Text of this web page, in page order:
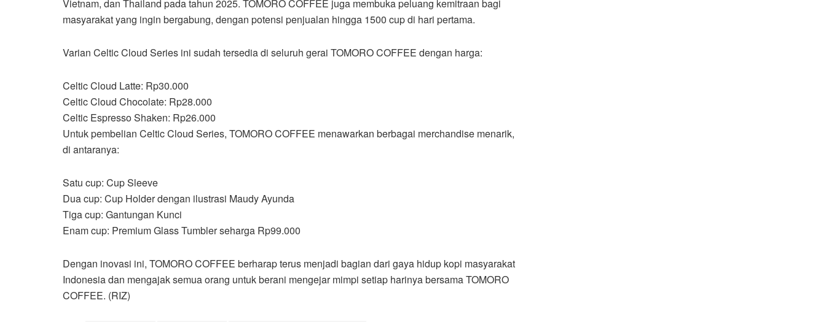
Vietnam, dan Thailand pada tahun 2025. TOMORO COFFEE juga membuka peluang kemitraan bagi
masyarakat yang ingin bergabung, dengan potensi penjualan hingga 1500 cup di hari pertama.
Varian Celtic Cloud Series ini sudah tersedia di seluruh gerai TOMORO COFFEE dengan harga:
Celtic Cloud Latte: Rp30.000
Celtic Cloud Chocolate: Rp28.000
Celtic Espresso Shaken: Rp26.000
Untuk pembelian Celtic Cloud Series, TOMORO COFFEE menawarkan berbagai merchandise menarik,
di antaranya:
Satu cup: Cup Sleeve
Dua cup: Cup Holder dengan ilustrasi Maudy Ayunda
Tiga cup: Gantungan Kunci
Enam cup: Premium Glass Tumbler seharga Rp99.000
Dengan inovasi ini, TOMORO COFFEE berharap terus menjadi bagian dari gaya hidup kopi masyarakat
Indonesia dan mengajak semua orang untuk berani mengejar mimpi setiap harinya bersama TOMORO
COFFEE. (RIZ)